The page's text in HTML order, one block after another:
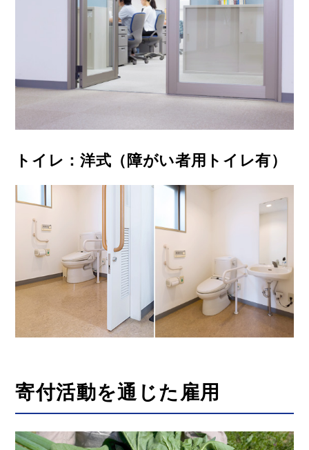
トイレ：洋式（障がい者用トイレ有）
寄付活動を通じた雇用